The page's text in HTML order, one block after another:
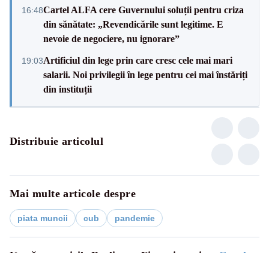
16:48Cartel ALFA cere Guvernului soluții pentru criza
din sănătate: „Revendicările sunt legitime. E
nevoie de negociere, nu ignorare”
19:03Artificiul din lege prin care cresc cele mai mari
salarii. Noi privilegii în lege pentru cei mai înstăriți
din instituții
Distribuie articolul
Mai multe articole despre
piata muncii cub pandemie